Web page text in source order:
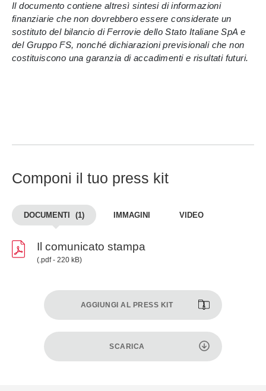
Il documento contiene altresì sintesi di informazioni
finanziarie che non dovrebbero essere considerate un
sostituto del bilancio di Ferrovie dello Stato Italiane SpA e
del Gruppo FS, nonché dichiarazioni previsionali che non
costituiscono una garanzia di accadimenti e risultati futuri.
Componi il tuo press kit
DOCUMENTI (1) IMMAGINI VIDEO
Il comunicato stampa
(.pdf - 220 kB)
AGGIUNGI AL PRESS KIT
SCARICA